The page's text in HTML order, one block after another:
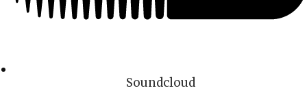
Soundcloud